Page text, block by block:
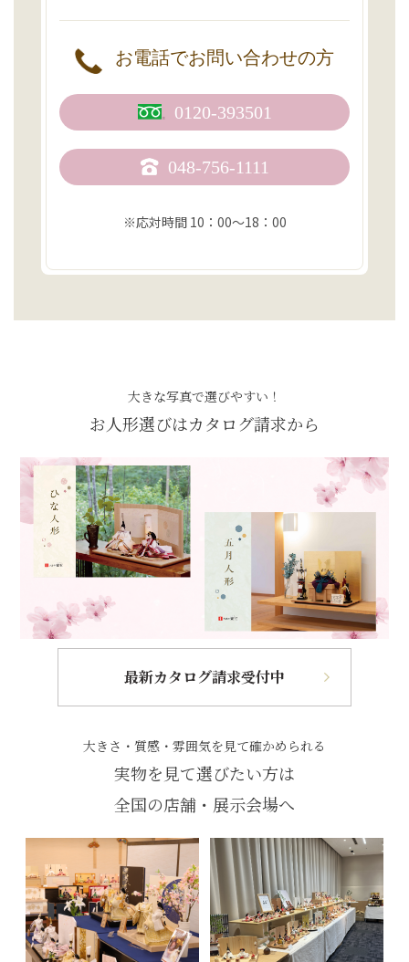
お電話でお問い合わせの方
0120-393501
048-756-1111
※応対時間 10：00〜18：00
大きな写真で選びやすい！
お人形選びはカタログ請求から
最新カタログ請求受付中
大きさ・質感・雰囲気を見て確かめられる
実物を見て選びたい方は
全国の店舗・展示会場へ